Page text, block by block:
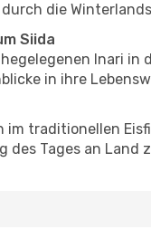
die
Siida
Inari in
in ihre
im traditionellen
des Tages an Land